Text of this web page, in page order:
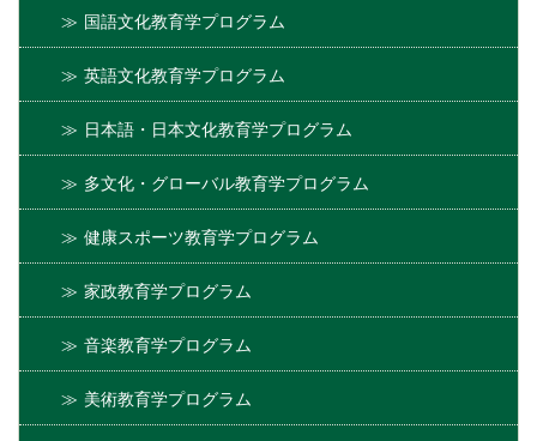
国語文化教育学プログラム
英語文化教育学プログラム
日本語・日本文化教育学プログラム
多文化・グローバル教育学プログラム
健康スポーツ教育学プログラム
家政教育学プログラム
音楽教育学プログラム
美術教育学プログラム